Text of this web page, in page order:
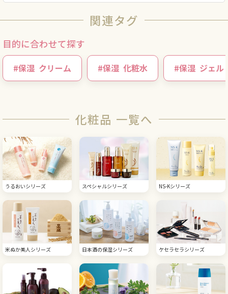
関連タグ
目的に合わせて探す
#保湿 クリーム #保湿 化粧水 #保湿 ジェル
化粧品 一覧へ
うるおいシリーズ スペシャルシリーズ NS-Kシリーズ
米ぬか美人シリーズ 日本酒の保湿シリーズ ケセラセラシリーズ